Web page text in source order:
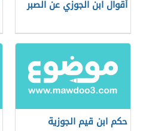
أقوال ابن الجوزي عن الصبر
حكم ابن قيم الجوزية